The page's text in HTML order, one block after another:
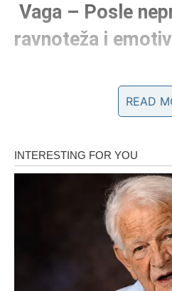
Vaga – Posle
ravnoteža i
Bilo da je reč o ljubavi, poslu
osećali ste da dajete više nego
Mnogo ste ćutali. Mnogo ste
trudili da sačuvate harmoniju
da potiskujete sopstvene
Ali univerzum sada vraća
Dolazi period u kojem se
READ